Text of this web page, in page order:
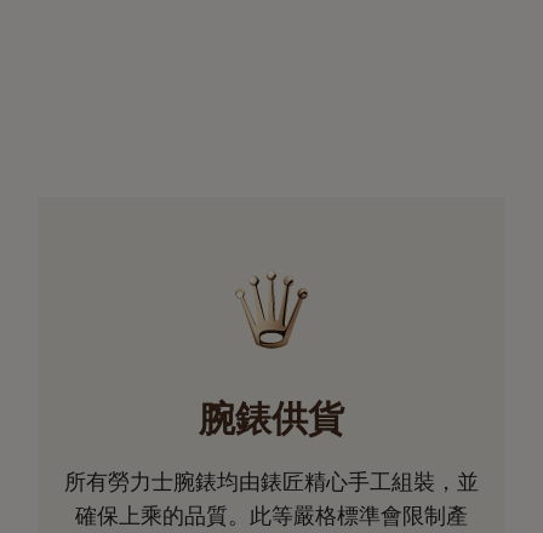
腕錶供貨
所有勞力士腕錶均由錶匠精心手工組裝，並
確保上乘的品質。此等嚴格標準會限制產